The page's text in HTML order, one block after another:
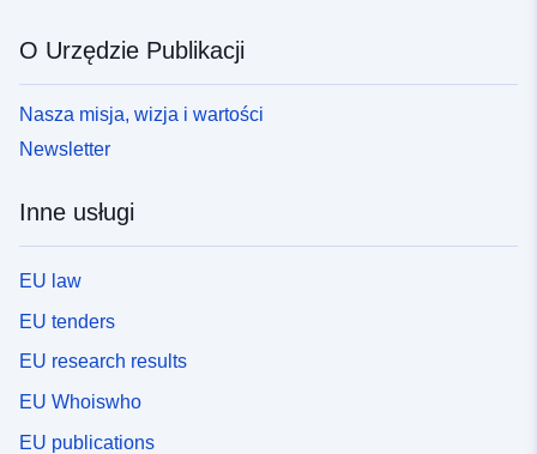
O Urzędzie Publikacji
Nasza misja, wizja i wartości
Newsletter
Inne usługi
EU law
EU tenders
EU research results
EU Whoiswho
EU publications